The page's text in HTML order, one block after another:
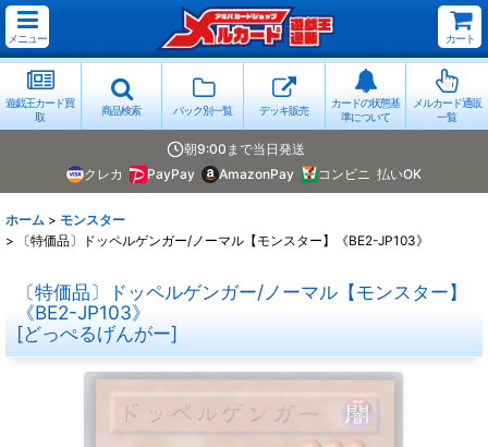
メニュー カート
遊戯王カード買
取
商品検索 パック別一覧 デッキ販売
カードの状態基
準について
メルカード通販
一覧
朝9:00まで当日発送
クレカ
PayPay AmazonPay コンビニ 払いOK
ホーム > モンスター
>
〔特価品〕ドッペルゲンガー/ノーマル【モンスター】《BE2-JP103》
〔特価品〕ドッペルゲンガー/ノーマル【モンスター】
《BE2-JP103》
[どっぺるげんがー]